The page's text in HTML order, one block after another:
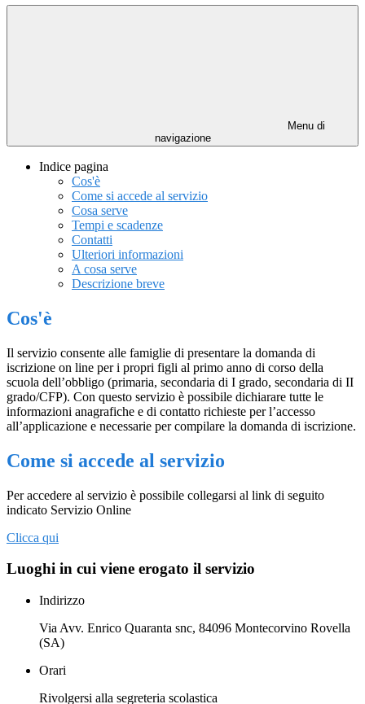
Menu di
navigazione
Indice pagina
Cos'è
Come si accede al servizio
Cosa serve
Tempi e scadenze
Contatti
Ulteriori informazioni
A cosa serve
Descrizione breve
Cos'è
Il servizio consente alle famiglie di presentare la domanda di
iscrizione on line per i propri figli al primo anno di corso della
scuola dell’obbligo (primaria, secondaria di I grado, secondaria di II
grado/CFP). Con questo servizio è possibile dichiarare tutte le
informazioni anagrafiche e di contatto richieste per l’accesso
all’applicazione e necessarie per compilare la domanda di iscrizione.
Come si accede al servizio
Per accedere al servizio è possibile collegarsi al link di seguito
indicato Servizio Online
Clicca qui
Luoghi in cui viene erogato il servizio
Indirizzo
Via Avv. Enrico Quaranta snc, 84096 Montecorvino Rovella
(SA)
Orari
Rivolgersi alla segreteria scolastica